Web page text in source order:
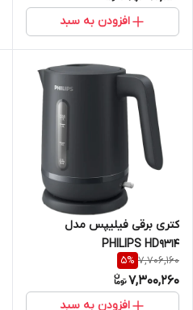
افزودن به سبد
کتری برقی فیلیپس مدل
PHILIPS HD9314
7,706,160
5%
7,300,260
افزودن به سبد